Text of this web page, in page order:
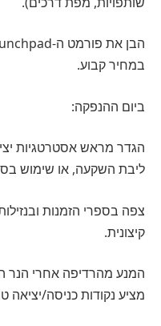
במחיר קבוע.
ביום ההנפקה:
הגדר מראש אסטרטגיות
ליבת השקעה, או שימוש
צפה בספרי הזמנות
קיצונית.
המנע מהרדיפה אחרי הנר
מציע נקודות כניסה/יציאה